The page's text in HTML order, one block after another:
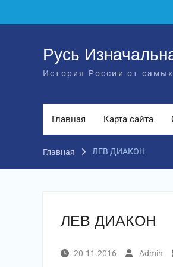
Русь
История России от
Главная Карта сайта
Главная ЛЕВ ДИАКОН
ЛЕВ ДИАКОН
20.11.2016 Admin